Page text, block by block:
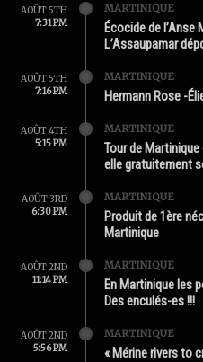
AOÛT 5TH
7:31 PM
MARTINIQUE
Écocide de l’Anse
L’Assaupamar
AOÛT 5TH
7:16 PM
MARTINIQUE
Hermann Rose -
AOÛT 4TH
5:15 PM
MARTINIQUE
Tour de
elle gratuitement
AOÛT 3RD
6:30 PM
MARTINIQUE
Produit de 1ère
Martinique
AOÛT 2ND
11:14 PM
MARTINIQUE
En Martinique les
Des enculés-es !!!
AOÛT 2ND
5:56 PM
MARTINIQUE
« Mérine rivers to